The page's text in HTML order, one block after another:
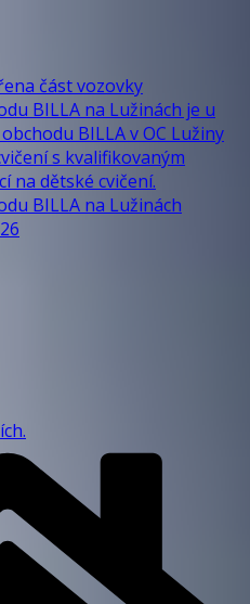
část vozovky
BILLA na Lužinách je u
BILLA v OC Lužiny
s kvalifikovaným
na dětské cvičení.
BILLA na Lužinách